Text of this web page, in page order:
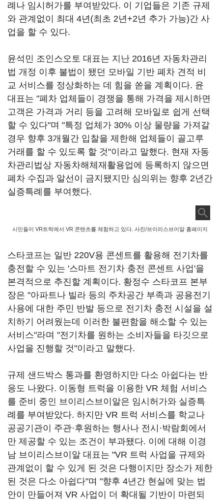
례나 임시허가를 부여받았다. 이 기업들은 기존 규제
와 관계없이 최대 4년(최초 2년+2년 추가 가능)간 사
업을 할 수 있다.
윤석민 조인스오토 대표는 지난 2016년 자동차관리
법 개정 이후 불법이 됐던 모바일 기반 폐차 견적 비
교 서비스를 정상화하는 데 힘을 쏟을 계획이다. 윤
대표는 "폐차 업체들이 경쟁을 통해 가격을 제시하면
고객은 가격과 거리 등을 고려해 모바일로 쉽게 선택
할 수 있다"며 "특정 업체가 30% 이상 물량을 가져갈
경우 향후 3개월간 입찰을 제한해 업체들이 골고루
거래를 할 수 있도록 할 것"이라고 말했다. 현재 자동
차관리법상 자동차해체재활용업에 등록하지 않으면
폐차 수집과 알선이 금지됐지만 심의위는 향후 2년간
실증특례를 부여했다.
시민들이 VR트럭에서 VR 콘텐츠를 체험하고 있다. 사진/브이리스브이알 홈페이지
스타코프는 일반 220V용 콘센트를 활용해 전기차를
충전할 수 있는 '스마트 전기차 충전 콘센트 사업'을
본격적으로 추진할 계획이다. 황정수 스타코프 본부
장은 "아파트나 빌라 등의 주차공간 부족과 공용전기
사용에 대한 주민 반발 등으로 전기차 충전 시설을 설
치하기 어려웠는데 이러한 불편함을 해소할 수 있는
서비스"라며 "전기차를 원하는 소비자들을 타깃으로
사업을 진행할 것"이라고 말했다.
규제 샌드박스 통과를 환영하지만 다소 아쉽다는 반
응도 나왔다. 이동형 트럭을 이용한 VR 체험 서비스
를 준비 중인 브이리스브이알은 임시허가와 실증특
례를 부여받았다. 하지만 VR 트럭 서비스를 학교나
공공기관이 주관·후원하는 행사나 전시·박람회에서
만 제공할 수 있는 조건이 부과됐다. 이에 대해 이경
남 브이리스브이알 대표는 "VR 트럭 사업을 규제와
관계없이 할 수 있게 된 것은 다행이지만 장소가 제한
된 것은 다소 아쉽다"며 "향후 4년간 현실에 맞는 법
안이 만들어져 VR 사업이 더 확대될 기반이 마련되